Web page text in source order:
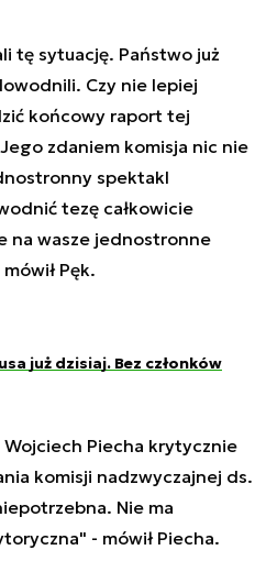
tę sytuację. Państwo już
Czy nie lepiej
końcowy raport tej
zdaniem komisja nic nie
spektakl
tezę całkowicie
na wasze jednostronne
Pęk.
już dzisiaj. Bez członków
Piecha krytycznie
komisji nadzwyczajnej ds.
Nie ma
- mówił Piecha.